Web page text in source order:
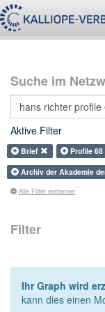
Suche im
Aktive Filter
Brief Profile 68
Archiv der Akademie
Alle Filter entfernen
Filter
Ihr Graph wird
kann dies einen